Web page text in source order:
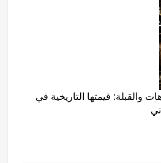
والقبلة: قيمتها التاريخية في